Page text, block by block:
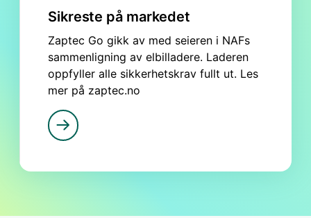
Sikreste på markedet
Zaptec Go gikk av med seieren i NAFs
sammenligning av elbilladere. Laderen
oppfyller alle sikkerhetskrav fullt ut. Les
mer på zaptec.no